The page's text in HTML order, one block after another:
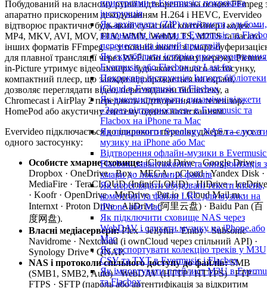
пристроями в Evermusic: покрокова
інструкція
Як архівувати (ZIP) плейлисти, альбоми,
виконавців і жанри в Evermusic та
перенести на інший пристрій
Як скробблити історію прослуховування
Evermusic або Flacbox до Last.fm
Покрокова інструкція: Імпорт бібліотеки
iCloud в Evermusic та Flacbox
Як використовувати динамічні віджети
«Зараз відтворюється» в Evermusic та
Flacbox на iPhone та Mac
Як підключити Synology NAS та
музику на iPhone або Mac
Відтворення офлайн-музики в Evermusic
Flacbox: завантаження та синхронізація з
хмари до локальних файлів
Як переглядати вбудовані тексти пісень,
коментарі та файли LRC для музики на
iPhone або Mac
Як підключити сховище NAS через
WebDAV і слухати музику на iPhone або
Mac
Як експортувати колекцію треків у
CSV та TXT в Evermusic і Flacbox
Як імпортувати плейлист M3U в
та Flacbox
Побудований на власному рушії відтворення на основі FFmpeg
апаратно прискореним декодуванням H.264 і HEVC, Evervideo
відтворює практично будь-який сучасний контейнер і кодек —
MP4, MKV, AVI, MOV, FLV, WMV, WebM, TS, M2TS та багато
інших форматів FFmpeg — у повній якості зі смарт-
для плавної трансляції через Wi-Fi або мобільну мережу. Picture-
in-Picture утримує відео поверх будь-якого іншого застосунку,
компактний плеєр, що завжди відображається на екрані,
дозволяє переглядати відео, переглядаючи бібліотеку, а
Chromecast і AirPlay 2 передають відтворення на телевізор,
HomePod або акустичну систему одним натисканням.
Evervideo підключається до широкого переліку джерел — усе з
одного застосунку:
Особисте хмарне сховище:iCloud Drive · Google Drive ·
Dropbox · OneDrive · Box · MEGA · pCloud · Yandex Disk ·
MediaFire · TeraCLOUD (InfiniCLOUD) · HiDrive · IceDrive
· Koofr · OpenDrive · MyDrive · Put.io · Cloud Mail.ru ·
Internxt · Proton Drive · AliDrive (阿里云盘) · Baidu Pan (百
度网盘).
Власні медіасервери:Plex · Jellyfin · Emby · Subsonic ·
Navidrome · Nextcloud (і ownCloud через спільний API) ·
Synology Drive · QNAP.
NAS і протоколи спільного доступу до файлів:SMB
(SMB1, SMB2, Auto) · WebDAV (HTTP / HTTPS) · FTP ·
FTPS · SFTP (пароль або автентифікація за відкритим